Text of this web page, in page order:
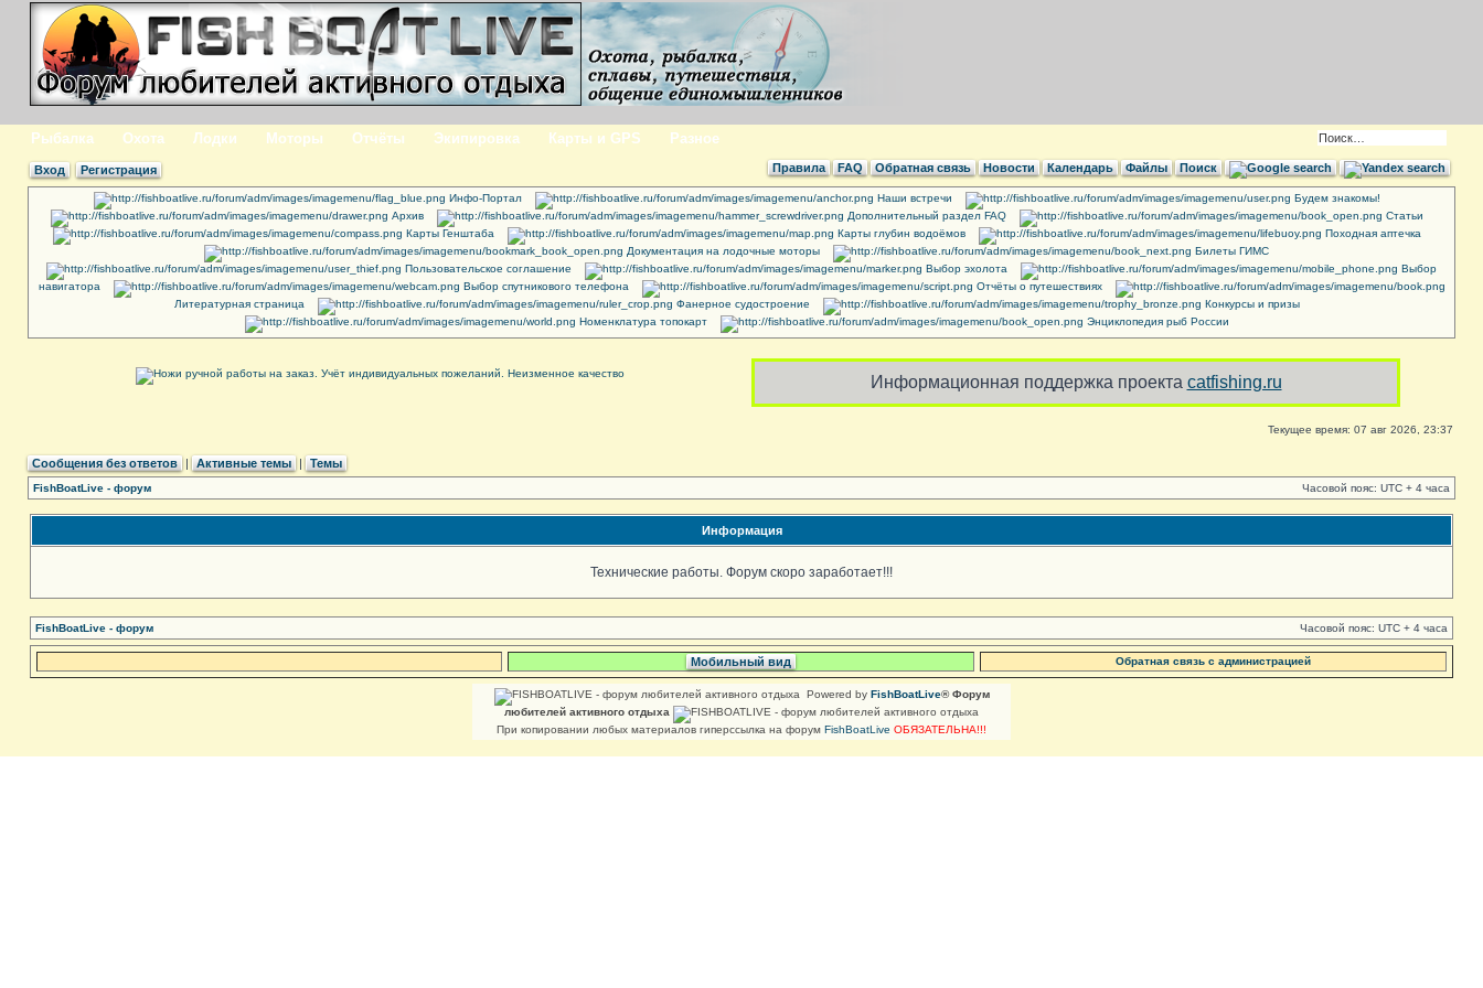
Рыбалка Охота Лодки Моторы Отчёты Экипировка Карты и GPS Разное
Вход Регистрация Правила FAQ Обратная связь Новости Календарь Файлы Поиск
Инфо-Портал Наши встречи
Будем знакомы!
Архив
Дополнительный раздел FAQ
Cтатьи
Карты Генштаба
Карты глубин водоёмов
Походная аптечка
Документация на лодочные моторы
Билеты ГИМС
Пользовательское соглашение
Выбор эхолота
Выбор
навигатора
Выбор спутникового телефона
Отчёты о путешествиях
Литературная страница
Фанерное судостроение
Конкурсы и призы
Номенклатура топокарт
Энциклопедия рыб России
Информационная поддержка проекта catfishing.ru
Текущее время: 07 авг 2026, 23:37
Сообщения без ответов | Активные темы | Темы
FishBoatLive - форум Часовой пояс: UTC + 4 часа
Информация
Технические работы. Форум скоро заработает!!!
FishBoatLive - форум Часовой пояс: UTC + 4 часа
Мобильный вид Обратная связь с администрацией
Powered by FishBoatLive® Форум
любителей активного отдыха
При копировании любых материалов гиперссылка на форум FishBoatLive ОБЯЗАТЕЛЬНА!!!